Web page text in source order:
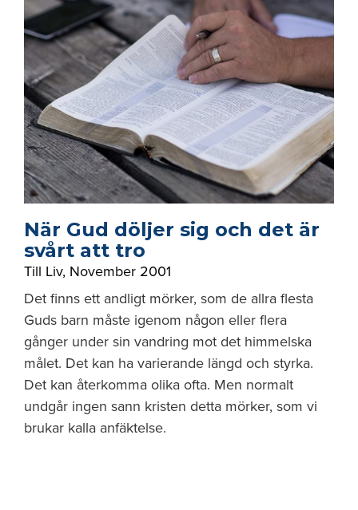
När Gud döljer sig och det är
svårt att tro
Till Liv, November 2001
Det finns ett andligt mörker, som de allra flesta
Guds barn måste igenom någon eller flera
gånger under sin vandring mot det himmelska
målet. Det kan ha varierande längd och styrka.
Det kan återkomma olika ofta. Men normalt
undgår ingen sann kristen detta mörker, som vi
brukar kalla anfäktelse.